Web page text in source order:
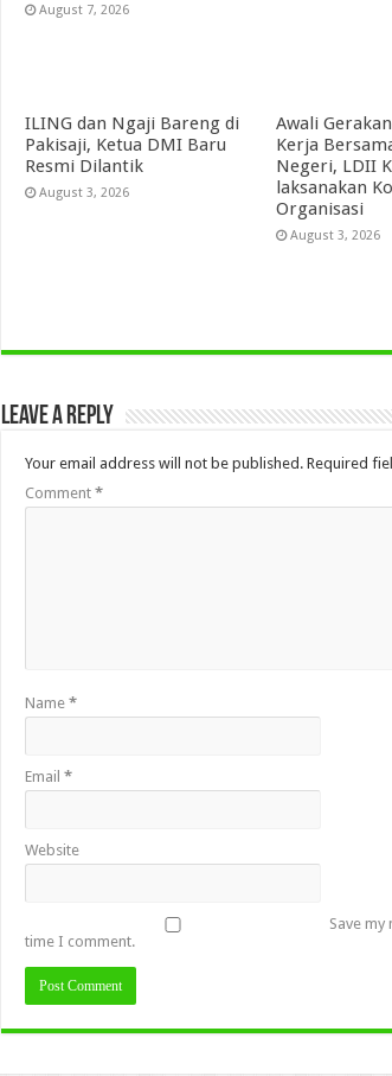
August 7, 2026
ILING dan Ngaji Bareng di
Pakisaji, Ketua DMI Baru
Resmi Dilantik
August 3, 2026
Awali
Kerja
Negeri, LDII
laksanakan
Organisasi
August 3, 2026
Leave a Reply
Your email address will not be published. Required
Comment *
Name *
Email *
Website
Save
time I comment.